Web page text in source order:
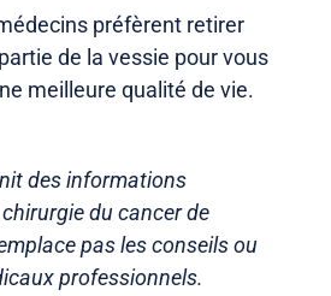
préfèrent retirer
de la vessie pour vous
meilleure qualité de vie.
des informations
du cancer de
pas les conseils ou
professionnels.